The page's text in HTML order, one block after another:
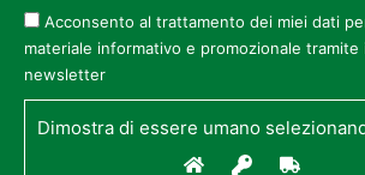
Acconsento al trattamento dei miei dati
materiale informativo e promozionale tramite
newsletter
Dimostra di essere umano